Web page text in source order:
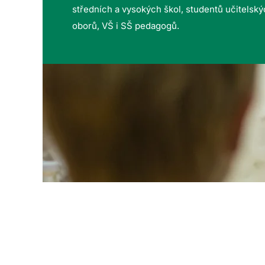
středních a vysokých škol, studentů
oborů, VŠ i SŠ pedagogů.